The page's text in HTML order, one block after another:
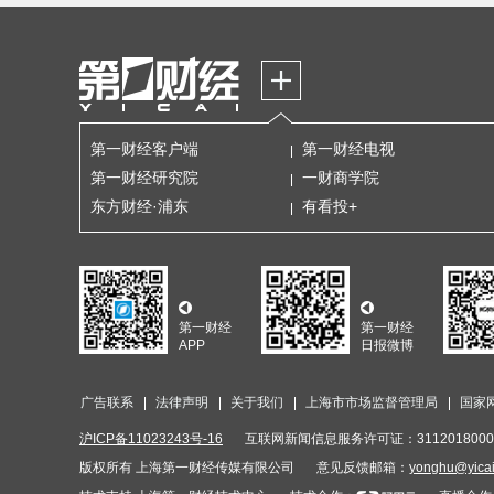
第一财经客户端 第一财经电视
第一财经研究院
一财商学院
东方财经·浦东
有看投+
第一财经
APP
第一财经
日报微博
广告联系 法律声明 关于我们 上海市市场监督管理局 国家
沪ICP备11023243号-16 互联网新闻信息服务许可证：
版权所有 上海第一财经传媒有限公司
意见反馈邮箱：